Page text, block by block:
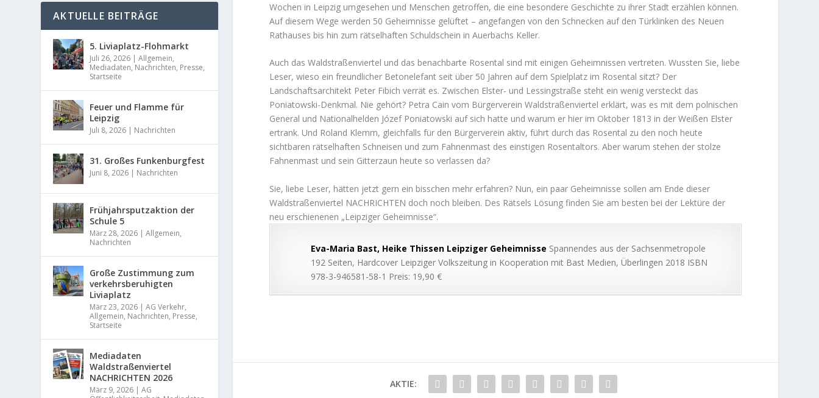
Wochen in Leipzig umgesehen und Menschen getroffen, die eine besondere Geschichte zu ihrer Stadt erzählen können.
Auf diesem Wege werden 50 Geheimnisse gelüftet – angefangen von den Schnecken auf den Türklinken des Neuen
Rathauses bis hin zum rätselhaften Schuldschein in Auerbachs Keller.
Auch das Waldstraßenviertel und das benachbarte Rosental sind mit einigen Geheimnissen vertreten. Wussten Sie, liebe
Leser, wieso ein freundlicher Betonelefant seit über 50 Jahren auf dem Spielplatz im Rosental sitzt? Der
Landschaftsarchitekt Peter Fibich verrät es. Zwischen Elster- und Lessingstraße steht ein wenig versteckt das
Poniatowski-Denkmal. Nie gehört? Petra Cain vom Bürgerverein Waldstraßenviertel erklärt, was es mit dem polnischen
General und Nationalhelden Józef Poniatowski auf sich hatte und warum er hier im Oktober 1813 in der Weißen Elster
ertrank. Und Roland Klemm, gleichfalls für den Bürgerverein aktiv, führt durch das Rosental zu den noch heute
sichtbaren rätselhaften Schneisen und zum Fahnenmast des einstigen Rosentaltors. Aber warum stehen der stolze
Fahnenmast und sein Gitterzaun heute so verlassen da?
Sie, liebe Leser, hätten jetzt gern ein bisschen mehr erfahren? Nun, ein paar Geheimnisse sollen am Ende dieser
Waldstraßenviertel NACHRICHTEN doch noch bleiben. Des Rätsels Lösung finden Sie am besten bei der Lektüre der
neu erschienenen „Leipziger Geheimnisse“.
Eva-Maria Bast, Heike ThissenLeipziger Geheimnisse Spannendes aus der Sachsenmetropole
192 Seiten, Hardcover Leipziger Volkszeitung in Kooperation mit Bast Medien, Überlingen 2018 ISBN
978-3-946581-58-1 Preis: 19,90 €
AKTIE:
AKTUELLE BEITRÄGE
5. Liviaplatz-Flohmarkt
Juli 26, 2026 |Allgemein,
Mediadaten, Nachrichten, Presse,
Startseite
Feuer und Flamme für
Leipzig
Juli 8, 2026 | Nachrichten
31. Großes Funkenburgfest
Juni 8, 2026 | Nachrichten
Frühjahrsputzaktion der
Schule 5
März 28, 2026 |Allgemein,
Nachrichten
Große Zustimmung zum
verkehrsberuhigten
Liviaplatz
März 23, 2026 |AG Verkehr,
Allgemein, Nachrichten, Presse,
Startseite
Mediadaten
Waldstraßenviertel
NACHRICHTEN 2026
März 9, 2026 |AG